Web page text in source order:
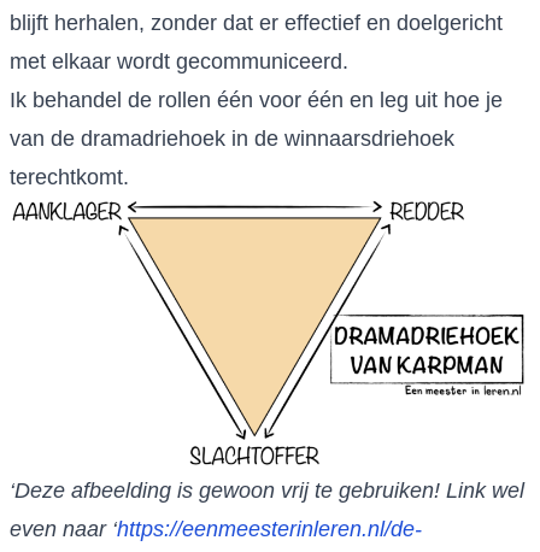
blijft herhalen, zonder dat er effectief en doelgericht
met elkaar wordt gecommuniceerd.
Ik behandel de rollen één voor één en leg uit hoe je
van de dramadriehoek in de winnaarsdriehoek
terechtkomt.
‘Deze afbeelding is gewoon vrij te gebruiken! Link wel
even naar ‘https://eenmeesterinleren.nl/de-